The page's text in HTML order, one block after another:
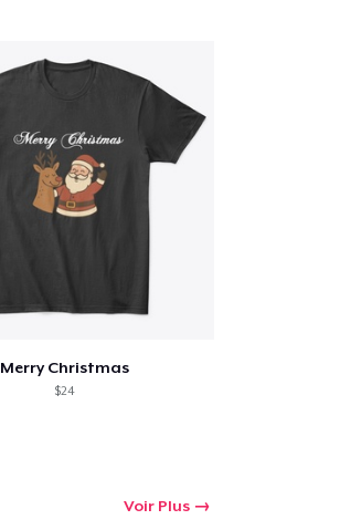
Merry Christmas
$24
Voir Plus